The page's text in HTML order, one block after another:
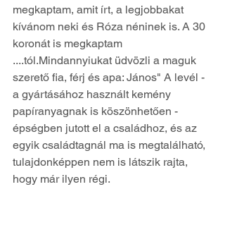
megkaptam, amit írt, a legjobbakat
kívánom neki és Róza néninek is. A 30
koronát is megkaptam
....tól.Mindannyiukat üdvözli a maguk
szerető fia, férj és apa: János" A levél -
a gyártásához használt kemény
papíranyagnak is köszönhetően -
épségben jutott el a családhoz, és az
egyik családtagnál ma is megtalálható,
tulajdonképpen nem is látszik rajta,
hogy már ilyen régi.